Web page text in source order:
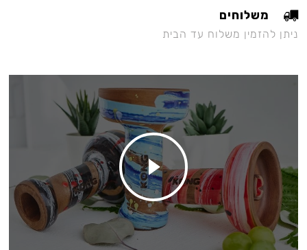
משלוחים
ניתן להזמין משלוח עד הבית